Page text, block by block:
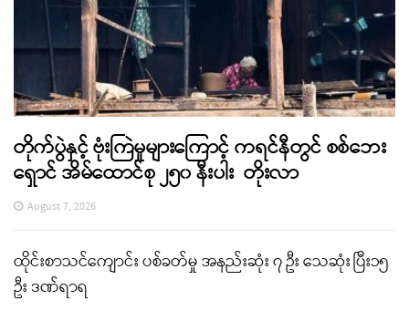
တိုက်ပွဲနှင့် ဗုံးကြဲမှုများကြောင့် ကရင်နီတွင် စစ်ဘေး
ရှောင် အိမ်ထောင်စု ၂၅၀ နီးပါး တိုးလာ
August 7, 2026
ထိုင်းစာသင်ကျောင်း ပစ်ခတ်မှု အနည်းဆုံး ၇ ဦး သေဆုံး ပြီး၁၅
ဦး ဒဏ်ရာရ